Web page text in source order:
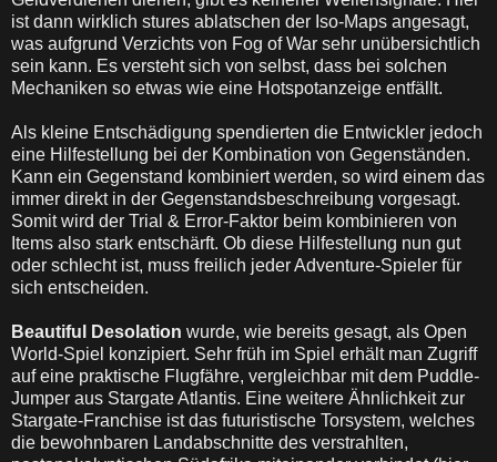
ist dann wirklich stures ablatschen der Iso-Maps angesagt,
was aufgrund Verzichts von Fog of War sehr unübersichtlich
sein kann. Es versteht sich von selbst, dass bei solchen
Mechaniken so etwas wie eine Hotspotanzeige entfällt.
Als kleine Entschädigung spendierten die Entwickler jedoch
eine Hilfestellung bei der Kombination von Gegenständen.
Kann ein Gegenstand kombiniert werden, so wird einem das
immer direkt in der Gegenstandsbeschreibung vorgesagt.
Somit wird der Trial & Error-Faktor beim kombinieren von
Items also stark entschärft. Ob diese Hilfestellung nun gut
oder schlecht ist, muss freilich jeder Adventure-Spieler für
sich entscheiden.
Beautiful Desolation wurde, wie bereits gesagt, als Open
World-Spiel konzipiert. Sehr früh im Spiel erhält man Zugriff
auf eine praktische Flugfähre, vergleichbar mit dem Puddle-
Jumper aus Stargate Atlantis. Eine weitere Ähnlichkeit zur
Stargate-Franchise ist das futuristische Torsystem, welches
die bewohnbaren Landabschnitte des verstrahlten,